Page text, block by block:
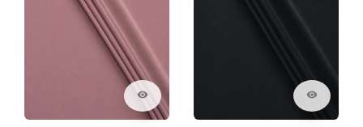
visibility visibility